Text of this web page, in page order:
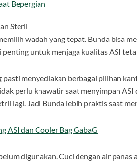
Bepergian
Steril
wadah yang tepat. Bunda bisa
penting untuk menjaga kualitas ASI
menyediakan berbagai pilihan
perlu khawatir saat menyimpan ASI
lagi. Jadi Bunda lebih praktis saat
ASI dan Cooler Bag GabaG
digunakan. Cuci dengan air